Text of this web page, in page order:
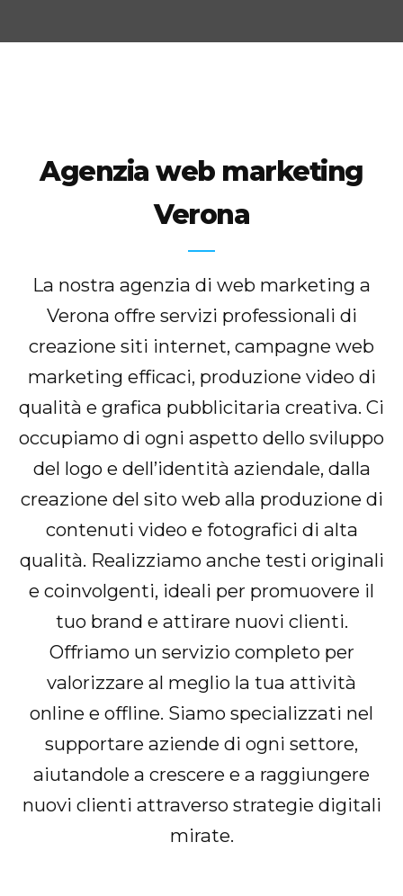
Agenzia web marketing
Verona
La nostra agenzia di web marketing a
Verona offre servizi professionali di
creazione siti internet, campagne web
marketing efficaci, produzione video di
qualità e grafica pubblicitaria creativa. Ci
occupiamo di ogni aspetto dello sviluppo
del logo e dell’identità aziendale, dalla
creazione del sito web alla produzione di
contenuti video e fotografici di alta
qualità. Realizziamo anche testi originali
e coinvolgenti, ideali per promuovere il
tuo brand e attirare nuovi clienti.
Offriamo un servizio completo per
valorizzare al meglio la tua attività
online e offline. Siamo specializzati nel
supportare aziende di ogni settore,
aiutandole a crescere e a raggiungere
nuovi clienti attraverso strategie digitali
mirate.